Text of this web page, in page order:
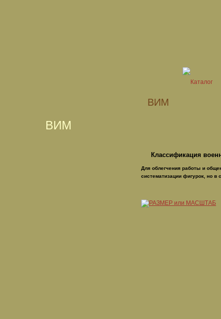
ВИМ
ВИМ
Классификация
Для облегчения работы и
систематизации фигурок, но